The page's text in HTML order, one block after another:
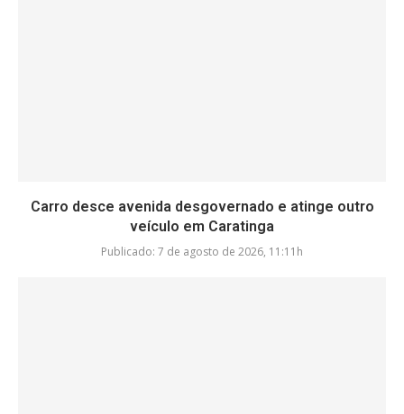
Carro desce avenida desgovernado e atinge outro
veículo em Caratinga
Publicado: 7 de agosto de 2026, 11:11h